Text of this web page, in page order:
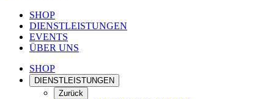
SHOP
DIENSTLEISTUNGEN
EVENTS
ÜBER UNS
SHOP
DIENSTLEISTUNGEN
Zurück